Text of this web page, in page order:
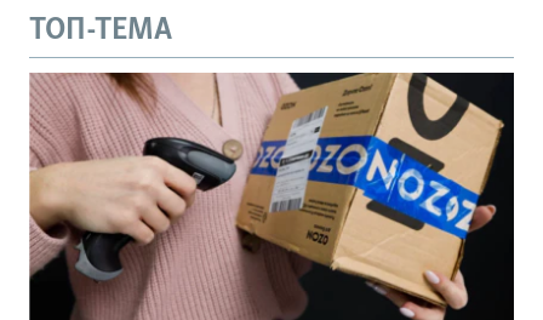
ТОП-ТЕМА